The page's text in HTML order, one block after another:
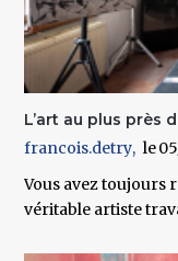
L’art au plus près
francois.detry
Vous avez toujours
véritable artiste